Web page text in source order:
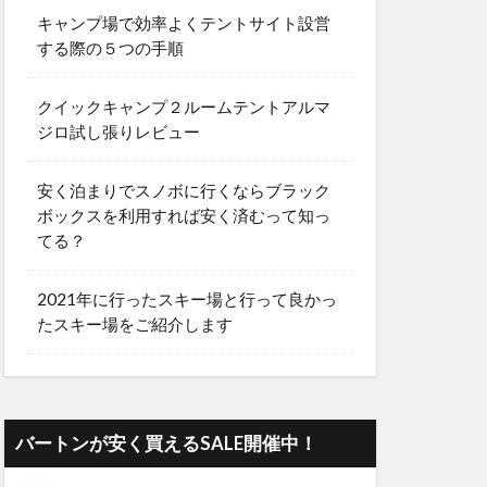
キャンプ場で効率よくテントサイト設営
する際の５つの手順
クイックキャンプ２ルームテントアルマ
ジロ試し張りレビュー
安く泊まりでスノボに行くならブラック
ボックスを利用すれば安く済むって知っ
てる？
2021年に行ったスキー場と行って良かっ
たスキー場をご紹介します
バートンが安く買えるSALE開催中！